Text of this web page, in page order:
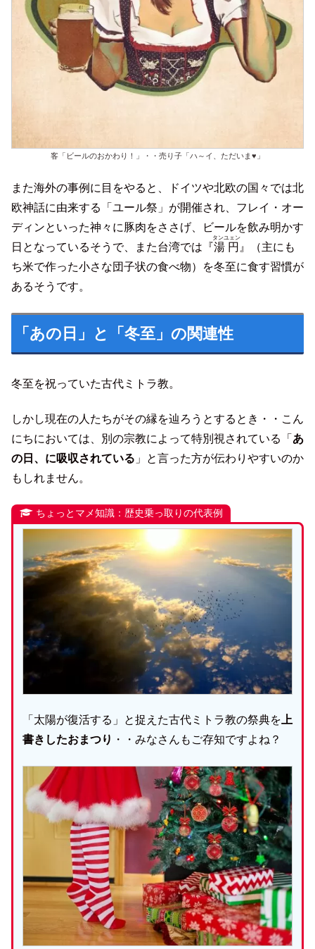
客「ビールのおかわり！」・・売り子「ハ～イ、ただいま♥」
また海外の事例に目をやると、ドイツや北欧の国々では北
欧神話に由来する「ユール祭」が開催され、フレイ・オー
ディンといった神々に豚肉をささげ、ビールを飲み明かす
日となっているそうで、また台湾では『湯円
タンユェン
』（主にも
ち米で作った小さな団子状の食べ物）を冬至に食す習慣が
あるそうです。
「あの日」と「冬至」の関連性
冬至を祝っていた古代ミトラ教。
しかし現在の人たちがその縁を辿ろうとするとき・・こん
にちにおいては、別の宗教によって特別視されている「 あ
の日、に吸収されている 」と言った方が伝わりやすいのか
もしれません。
ちょっとマメ知識：歴史乗っ取りの代表例
「太陽が復活する」と捉えた古代ミトラ教の祭典を 上
書きしたおまつり ・・みなさんもご存知ですよね？